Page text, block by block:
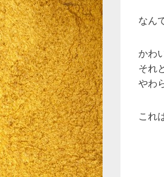
なん
かわ
それ
やわ
これ